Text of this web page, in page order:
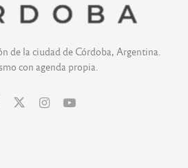
de la ciudad de Córdoba, Argentina.
con agenda propia.